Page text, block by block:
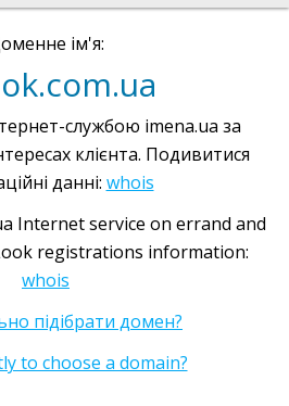
ім'я:
службою imena.ua за
клієнта. Подивитися
данні: whois
Internet service on errand and
registrations information:
whois
підібрати домен?
to choose a domain?